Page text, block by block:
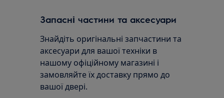
Запасні частини та аксесуари
Знайдіть оригінальні запчастини та
аксесуари для вашої техніки в
нашому офіційному магазині і
замовляйте їх доставку прямо до
вашої двері.